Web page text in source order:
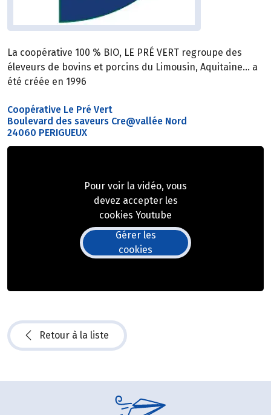
La coopérative 100 % BIO, LE PRÉ VERT regroupe des
éleveurs de bovins et porcins du Limousin, Aquitaine… a
été créée en 1996
Coopérative Le Pré Vert
Boulevard des saveurs Cre@vallée Nord
24060 PERIGUEUX
Pour voir la vidéo, vous
devez accepter les
cookies Youtube
Gérer les
cookies
Retour à la liste